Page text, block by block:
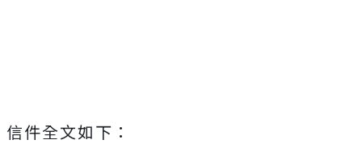
信件全文如下：